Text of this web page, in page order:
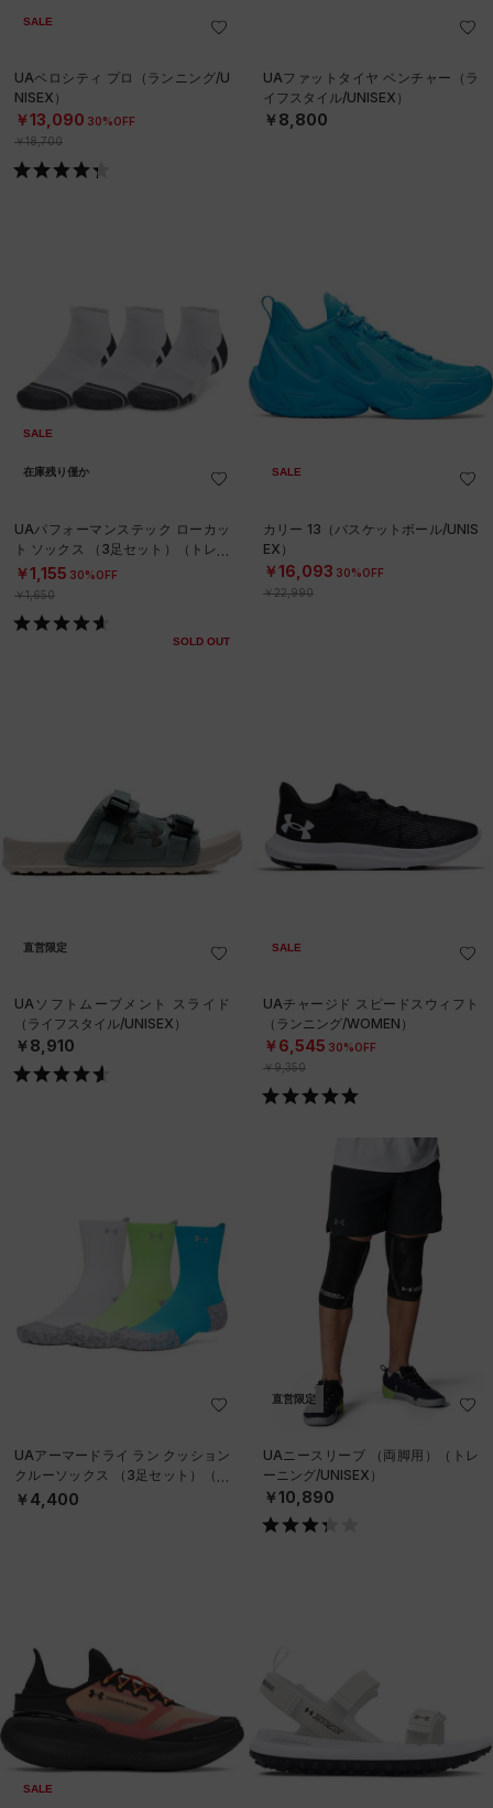
SALE
UAベロシティ プロ（ランニング/U
NISEX）
￥13,090 30%OFF
￥18,700
UAファットタイヤ ベンチャー（ラ
イフスタイル/UNISEX）
￥8,800
SALE
在庫残り僅か
UAパフォーマンステック ローカッ
ト ソックス （3足セット）（トレー
ニング/UNISEX）
￥1,155 30%OFF
￥1,650
SOLD OUT
SALE
カリー 13（バスケットボール/UNIS
EX）
￥16,093 30%OFF
￥22,990
直営限定
UAソフトムーブメント スライド
（ライフスタイル/UNISEX）
￥8,910
SALE
UAチャージド スピードスウィフト
（ランニング/WOMEN）
￥6,545 30%OFF
￥9,350
UAアーマードライ ラン クッション
クルーソックス （3足セット）（ラ
ンニング/UNISEX）
￥4,400
直営限定
UAニースリーブ （両脚用）（トレ
ーニング/UNISEX）
￥10,890
SALE